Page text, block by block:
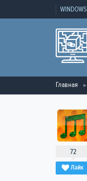
WINDOWS
Главная
72
Лайк